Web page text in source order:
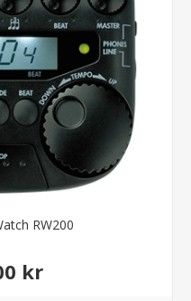
RW200
kr